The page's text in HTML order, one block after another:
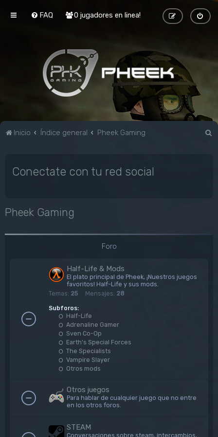
FAQ 0 jugadores en linea!
Inicio Índice general Pheek Gaming
Conectate con tu red social
Pheek Gaming
Foro
Half-Life & Mods
El plato principal de Pheek, ¡Nuestros juegos
favoritos! Half-Life y sus mods.
Temas: 25 Mensajes: 28
Subforos:
Half-Life
Adrenaline Gamer
Sven Co-Op
Earth's Special Forces
The Specialists
Vampire Slayer
Otros mods
Otros juegos
Para hablar de cualquier juego que no entre
en los otros foros.
STEAM
Conversaciones sobre steam, intercambios,